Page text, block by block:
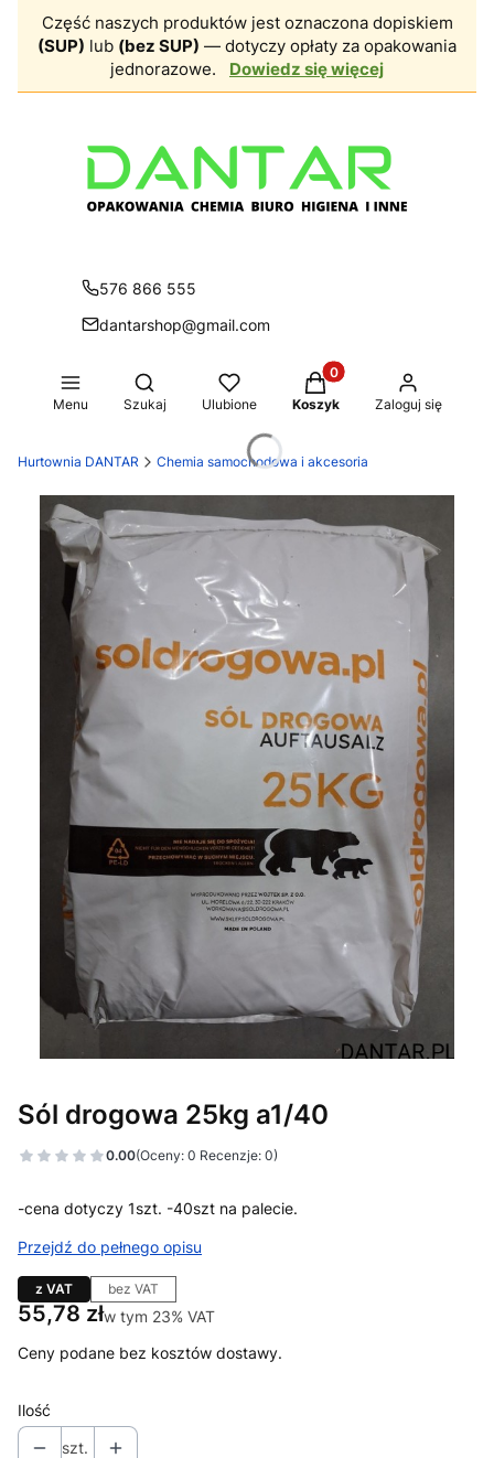
Część naszych produktów jest oznaczona dopiskiem
(SUP) lub (bez SUP) — dotyczy opłaty za opakowania
jednorazowe.
Dowiedz się więcej
576 866 555
dantarshop@gmail.com
Menu
Otwórz wyszukiwarkę
Szukaj Ulubione
Produkty w koszyku:
Koszyk Zaloguj się
Hurtownia DANTAR Chemia samochodowa i akcesoria
Sól drogowa 25kg a1/40
0.00(Oceny: 0 Recenzje: 0)
-cena dotyczy 1szt. -40szt na palecie.
Przejdź do pełnego opisu
z VAT bez VAT
Cena
55,78 złw tym 23% VAT
w tym 23% VAT
Ceny podane bez kosztów dostawy.
Ilość
szt.